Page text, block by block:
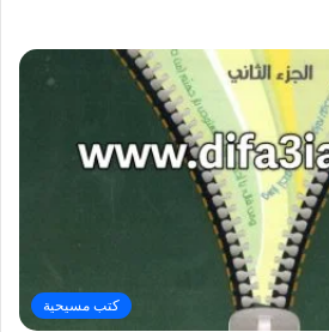
كتب مسيحية